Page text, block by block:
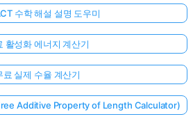
수학 해설 설명 도우미
활성화 에너지 계산기
료 실제 수율 계산기
Additive Property of Length Calculator)